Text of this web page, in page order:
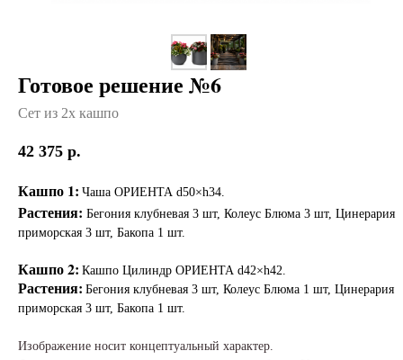
Готовое решение №6
Сет из 2х кашпо
42 375 р.
Кашпо 1: Чаша ОРИЕНТА d50×h34.
Растения: Бегония клубневая 3 шт, Колеус Блюма 3 шт, Цинерария
приморская 3 шт, Бакопа 1 шт.
Кашпо 2: Кашпо Цилиндр ОРИЕНТА d42×h42.
Растения: Бегония клубневая 3 шт, Колеус Блюма 1 шт, Цинерария
приморская 3 шт, Бакопа 1 шт.
Изображение носит концептуальный характер.